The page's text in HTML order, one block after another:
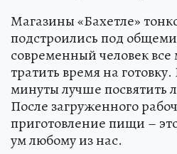
Магазины «Бахетле»
подстроились под
современный человек
тратить время на
минуты лучше посвятить
После загруженного
приготовление пищи –
ум любому из нас.